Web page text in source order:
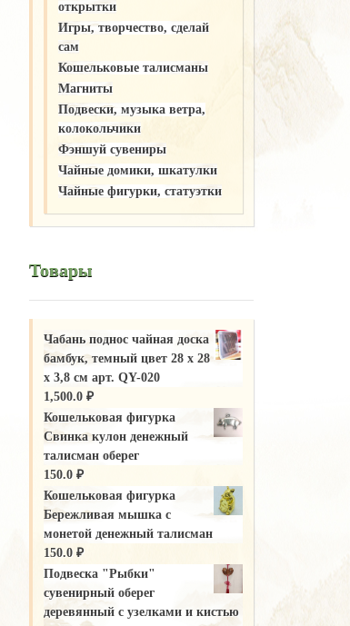
открытки
Игры, творчество, сделай
сам
Кошельковые талисманы
Магниты
Подвески, музыка ветра,
колокольчики
Фэншуй сувениры
Чайные домики, шкатулки
Чайные фигурки, статуэтки
Товары
Чабань поднос чайная доска
бамбук, темный цвет 28 х 28
х 3,8 см арт. QY-020
1,500.0 ₽
Кошельковая фигурка
Свинка кулон денежный
талисман оберег
150.0 ₽
Кошельковая фигурка
Бережливая мышка с
монетой денежный талисман
150.0 ₽
Подвеска "Рыбки"
сувенирный оберег
деревянный с узелками и кистью